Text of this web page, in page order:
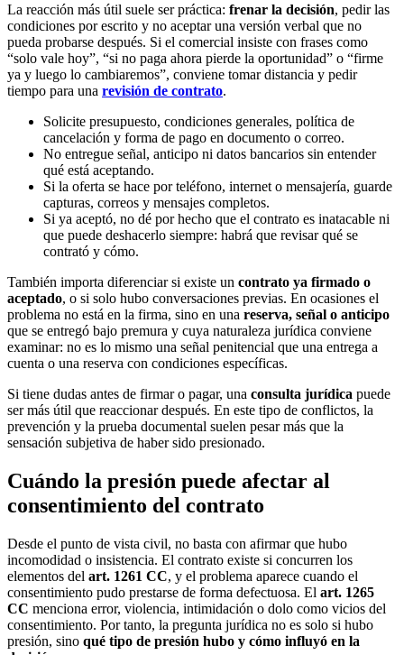
La reacción más útil suele ser práctica: frenar la decisión, pedir las
condiciones por escrito y no aceptar una versión verbal que no
pueda probarse después. Si el comercial insiste con frases como
“solo vale hoy”, “si no paga ahora pierde la oportunidad” o “firme
ya y luego lo cambiaremos”, conviene tomar distancia y pedir
tiempo para una revisión de contrato.
Solicite presupuesto, condiciones generales, política de
cancelación y forma de pago en documento o correo.
No entregue señal, anticipo ni datos bancarios sin entender
qué está aceptando.
Si la oferta se hace por teléfono, internet o mensajería, guarde
capturas, correos y mensajes completos.
Si ya aceptó, no dé por hecho que el contrato es inatacable ni
que puede deshacerlo siempre: habrá que revisar qué se
contrató y cómo.
También importa diferenciar si existe un contrato ya firmado o
aceptado, o si solo hubo conversaciones previas. En ocasiones el
problema no está en la firma, sino en una reserva, señal o anticipo
que se entregó bajo premura y cuya naturaleza jurídica conviene
examinar: no es lo mismo una señal penitencial que una entrega a
cuenta o una reserva con condiciones específicas.
Si tiene dudas antes de firmar o pagar, una consulta jurídica puede
ser más útil que reaccionar después. En este tipo de conflictos, la
prevención y la prueba documental suelen pesar más que la
sensación subjetiva de haber sido presionado.
Cuándo la presión puede afectar al
consentimiento del contrato
Desde el punto de vista civil, no basta con afirmar que hubo
incomodidad o insistencia. El contrato existe si concurren los
elementos del art. 1261 CC, y el problema aparece cuando el
consentimiento pudo prestarse de forma defectuosa. El art. 1265
CC menciona error, violencia, intimidación o dolo como vicios del
consentimiento. Por tanto, la pregunta jurídica no es solo si hubo
presión, sino qué tipo de presión hubo y cómo influyó en la